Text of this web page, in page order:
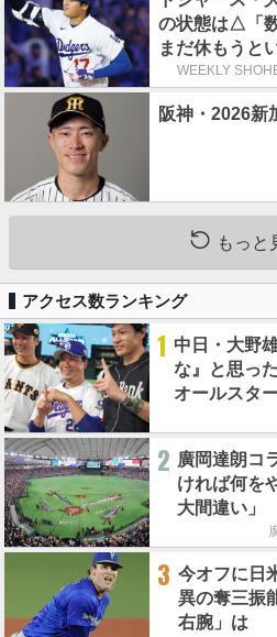
の状態は△「
まだ休もうと
WEEKLY
阪神・2026新
もっと
アクセス数ランキング
1 中日・大野
な』と思っ
オールスタ
2 廣岡達朗コ
ければ何を
大間違い」
3 今オフに日
異の奪三振
右腕」は